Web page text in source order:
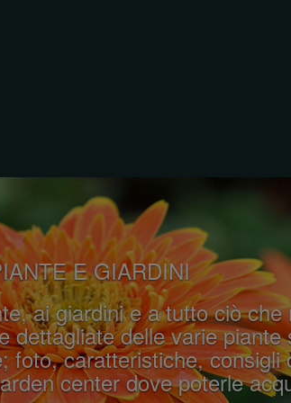
E GIARDINI
ai giardini e a tutto ciò che
dettagliate delle varie piante
foto, caratteristiche, consigli
center dove poterle